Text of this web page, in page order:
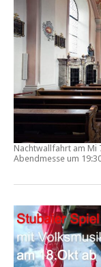
Nachtwallfahrt am Mi
Abendmesse um